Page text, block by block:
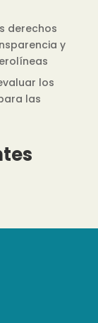
derechos
y
los
las